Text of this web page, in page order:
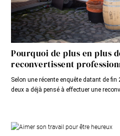
Pourquoi de plus en plus
reconvertissent
Selon une récente enquête datant de fin
deux a déjà pensé à effectuer une